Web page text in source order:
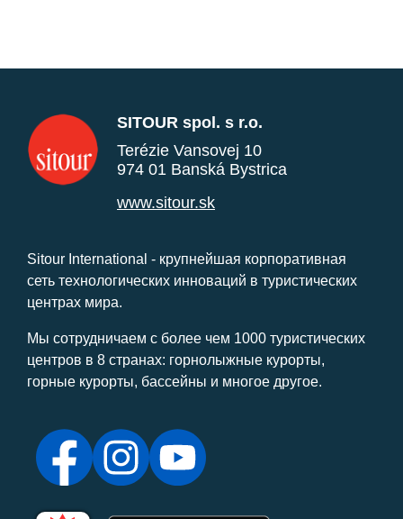
SITOUR spol. s r.o.
Terézie Vansovej 10
974 01 Banská Bystrica
www.sitour.sk
Sitour International - крупнейшая корпоративная
сеть технологических инноваций в туристических
центрах мира.
Мы сотрудничаем с более чем 1000 туристических
центров в 8 странах: горнолыжные курорты,
горные курорты, бассейны и многое другое.